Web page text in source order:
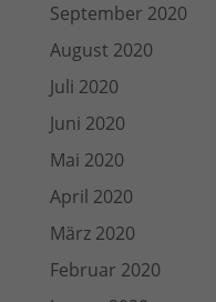
September 2020
August 2020
Juli 2020
Juni 2020
Mai 2020
April 2020
März 2020
Februar 2020